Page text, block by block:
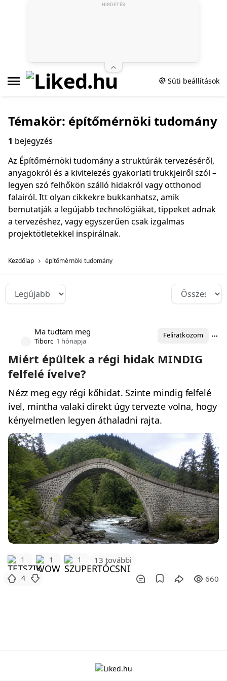
Süti beállítások
Témakör: építőmérnöki tudomány
1 bejegyzés
Az Építőmérnöki tudomány a struktúrák tervezéséről,
anyagokról és a kivitelezés gyakorlati trükkjeiről szól –
legyen szó felhőkön szálló hidakról vagy otthonod
falairól. Itt olyan cikkekre bukkanhatsz, amik
bemutatják a legújabb technológiákat, tippeket adnak
a tervezéshez, vagy egyszerűen csak izgalmas
projektötletekkel inspirálnak.
Kezdőlap építőmérnöki tudomány
Ma tudtam meg
Tiborc 1 hónapja
Feliratkozom
Miért épültek a régi hidak MINDIG
felfelé ívelve?
Nézz meg egy régi kőhidat. Szinte mindig felfelé
ível, mintha valaki direkt úgy tervezte volna, hogy
kényelmetlen legyen áthaladni rajta.
1 1 1 13 további
4 660
HIRDETÉS